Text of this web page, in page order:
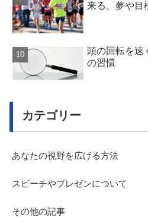
来る、夢や目
頭の回転を速
の習慣
カテゴリー
あなたの視野を広げる方法
スピーチやプレゼンについて
その他の記事